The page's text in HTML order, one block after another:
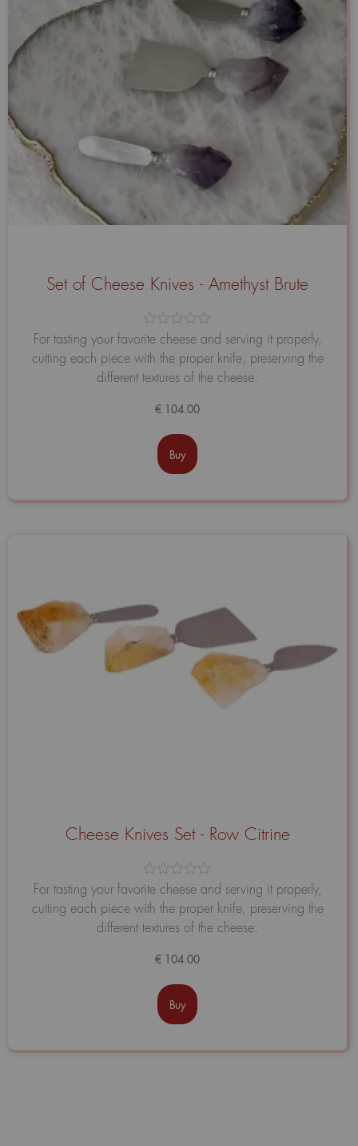
Set of Cheese Knives - Amethyst Brute
Avaliação
de
5
For tasting your favorite cheese and serving it properly,
cutting each piece with the proper knife, preserving the
different textures of the cheese.
€ 104.00
Buy
Cheese Knives Set - Row Citrine
Avaliação
de
5
For tasting your favorite cheese and serving it properly,
cutting each piece with the proper knife, preserving the
different textures of the cheese.
€ 104.00
Buy